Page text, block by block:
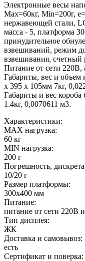
Электронные весы
Мах=60кг, Min=200г,
нержавеющей стали,
масса - 5, платформа
принудительное
взвешиваний, режим
взвешивания, счетный
Питание от сети 220В,
Габариты, вес и объем
х 395 х 105мм 7кг,
Габариты и вес
1.4кг, 0,0070611 м3.
Характеристики:
MAX нагрузка:
60 кг
MIN нагрузка:
200 г
Погрешность,
10/20 г
Размер платформы:
300х400 мм
Питание:
питание от сети 220В
Тип дисплея:
ЖК
Доставка и самовывоз:
есть
Сертификат и поверка: